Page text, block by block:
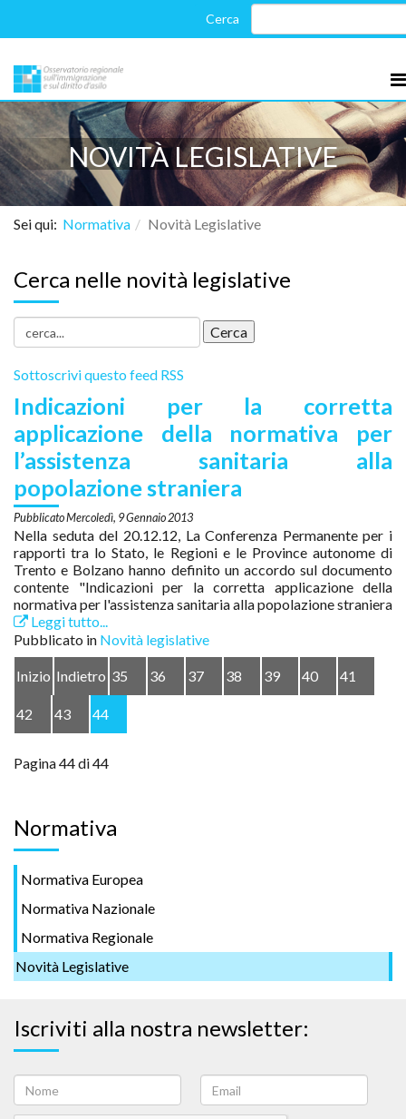
NOVITÀ LEGISLATIVE
Sei qui: Normativa Novità Legislative
Cerca nelle novità legislative
Sottoscrivi questo feed RSS
Indicazioni per la corretta
applicazione della normativa per
l’assistenza sanitaria alla
popolazione straniera
Mercoledì, 9 Gennaio 2013
Nella seduta del 20.12.12, La Conferenza Permanente per i
rapporti tra lo Stato, le Regioni e le Province autonome di
Trento e Bolzano hanno definito un accordo sul documento
contente "Indicazioni per la corretta applicazione della
normativa per l'assistenza sanitaria alla popolazione straniera
Leggi tutto...
Pubblicato in Novità legislative
Inizio Indietro 35 36 37 38 39 40 41
42 43 44
Pagina 44 di 44
Normativa
Normativa Europea
Normativa Nazionale
Normativa Regionale
Novità Legislative
Iscriviti alla nostra newsletter: